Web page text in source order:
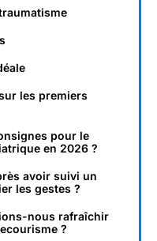
les premiers
pour le
en 2026 ?
avoir suivi un
les gestes ?
nous rafraîchir
?